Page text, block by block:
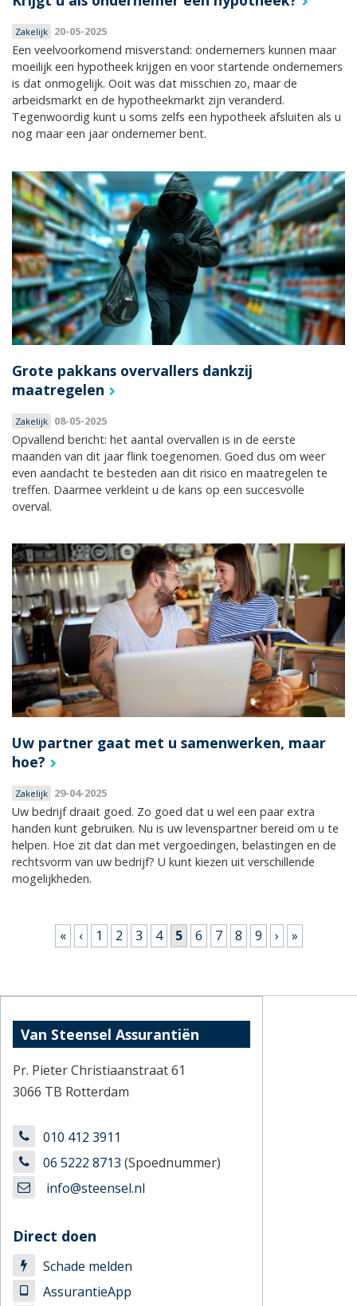
Zakelijk 20-05-2025
Een veelvoorkomend misverstand: ondernemers kunnen maar
moeilijk een hypotheek krijgen en voor startende ondernemers
is dat onmogelijk. Ooit was dat misschien zo, maar de
arbeidsmarkt en de hypotheekmarkt zijn veranderd.
Tegenwoordig kunt u soms zelfs een hypotheek afsluiten als u
nog maar een jaar ondernemer bent.
Grote pakkans overvallers dankzij
maatregelen
Zakelijk 08-05-2025
Opvallend bericht: het aantal overvallen is in de eerste
maanden van dit jaar flink toegenomen. Goed dus om weer
even aandacht te besteden aan dit risico en maatregelen te
treffen. Daarmee verkleint u de kans op een succesvolle
overval.
Uw partner gaat met u samenwerken, maar
hoe?
Zakelijk 29-04-2025
Uw bedrijf draait goed. Zo goed dat u wel een paar extra
handen kunt gebruiken. Nu is uw levenspartner bereid om u te
helpen. Hoe zit dat dan met vergoedingen, belastingen en de
rechtsvorm van uw bedrijf? U kunt kiezen uit verschillende
mogelijkheden.
Pagina's« ‹ 1 2 3 4 5 6 7 8 9 › »
Van Steensel Assurantiën
Pr. Pieter Christiaanstraat 61
3066 TB Rotterdam
010 412 3911
06 5222 8713 (Spoednummer)
info@steensel.nl
Direct doen
Schade melden
AssurantieApp